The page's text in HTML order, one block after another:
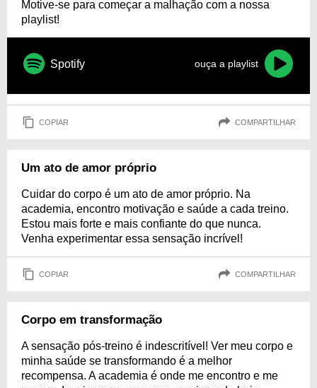
Motive-se para começar a malhação com a nossa
playlist!
Spotify ouça a playlist
COPIAR COMPARTILHAR
Um ato de amor próprio
Cuidar do corpo é um ato de amor próprio. Na
academia, encontro motivação e saúde a cada treino.
Estou mais forte e mais confiante do que nunca.
Venha experimentar essa sensação incrível!
COPIAR COMPARTILHAR
Corpo em transformação
A sensação pós-treino é indescritível! Ver meu corpo e
minha saúde se transformando é a melhor
recompensa. A academia é onde me encontro e me